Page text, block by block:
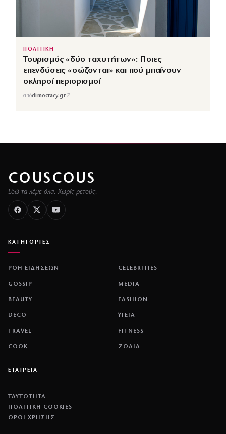
ΠΟΛΙΤΙΚΗ
Τουρισμός «δύο ταχυτήτων»: Ποιες
επενδύσεις «σώζονται» και πού μπαίνουν
σκληροί περιορισμοί
απόdimocracy.gr↗
COUSCOUS
Εδώ τα λέμε όλα. Χωρίς ρετούς.
ΚΑΤΗΓΟΡΙΕΣ
ΡΟΗ ΕΙΔΗΣΕΩΝ CELEBRITIES
GOSSIP MEDIA
BEAUTY FASHION
DECO ΥΓΕΙΑ
TRAVEL FITNESS
COOK ΖΩΔΙΑ
ΕΤΑΙΡΕΙΑ
ΤΑΥΤΟΤΗΤΑ
ΠΟΛΙΤΙΚΉ COOKIES
ΌΡΟΙ ΧΡΉΣΗΣ